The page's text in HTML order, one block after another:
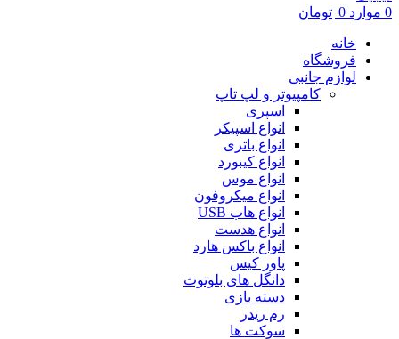
0 موارد 0 تومان
خانه
فروشگاه
لوازم جانبی
کامپیوتر و لپ تاپ
اسپری
انواع اسپیکر
انواع باتری
انواع کیبورد
انواع موس
انواع میکروفون
انواع هاب USB
انواع هدست
انواع باکس هارد
پاور کیس
دانگل های بلوتوث
دسته بازی
رم ریدر
سوکت ها